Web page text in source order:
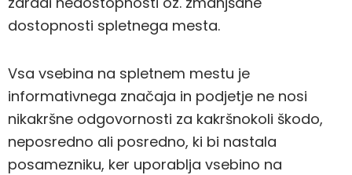
dostopnosti spletnega mesta.
Vsa vsebina na spletnem mestu je
informativnega značaja in podjetje ne nosi
nikakršne odgovornosti za kakršnokoli škodo,
neposredno ali posredno, ki bi nastala
posamezniku, ker uporablja vsebino na